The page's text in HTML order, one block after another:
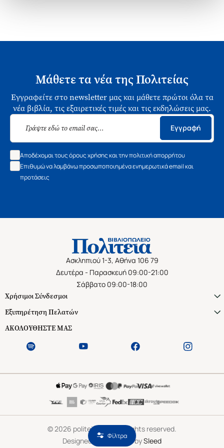
Φίλτρα
Μάθετε τα νέα της Πολιτείας
Εγγραφείτε στο newsletter μας και μάθετε πρώτοι όλα τα
νέα βιβλία, τις εξαιρετικές τιμές και τις εκδηλώσεις μας.
Εγγραφή
Αποδέχομαι τους όρους χρήσης και την πολιτική απορρήτου
Επιθυμώ να λαμβάνω προσωποποιημένα ενημερωτικά email και
προτάσεις
Ασκληπιού 1-3, Αθήνα 106 79
Δευτέρα - Παρασκευή 09:00-21:00
Σάββατο 09:00-18:00
Χρήσιμοι Σύνδεσμοι
Εξυπηρέτηση Πελατών
ΑΚΟΛΟΥΘΗΣΤΕ ΜΑΣ
© 2026 politeianet.gr All rights reserved.
Designed & Developed bySleed